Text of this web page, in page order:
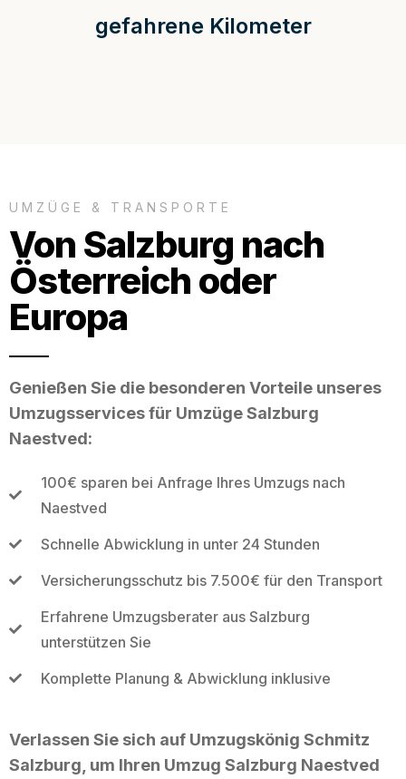
gefahrene Kilometer
UMZÜGE & TRANSPORTE
Von Salzburg nach
Österreich oder
Europa
Genießen Sie die besonderen Vorteile unseres
Umzugsservices für Umzüge Salzburg
Naestved:
100€ sparen bei Anfrage Ihres Umzugs nach
Naestved
Schnelle Abwicklung in unter 24 Stunden
Versicherungsschutz bis 7.500€ für den Transport
Erfahrene Umzugsberater aus Salzburg
unterstützen Sie
Komplette Planung & Abwicklung inklusive
Verlassen Sie sich auf Umzugskönig Schmitz
Salzburg, um Ihren Umzug Salzburg Naestved